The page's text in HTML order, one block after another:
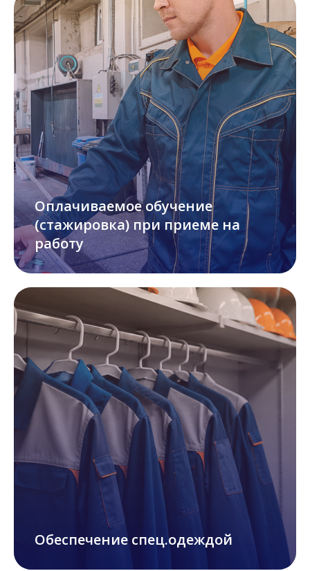
Оплачиваемое обучение
(стажировка) при приеме на
работу
Обеспечение спец.одеждой